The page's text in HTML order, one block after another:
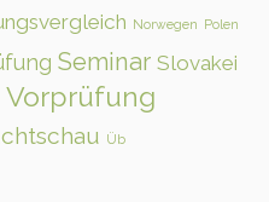
Norwegen Polen
Seminar Slovakei
Vorprüfung
Üb